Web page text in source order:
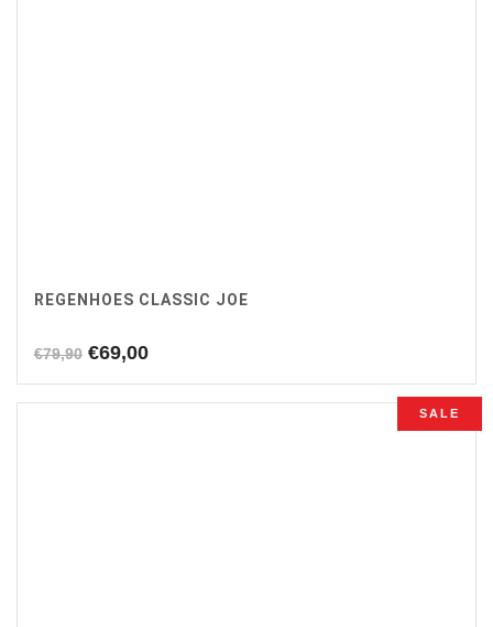
REGENHOES CLASSIC JOE
€79,90 Oorspronkelijke
was:
€69,00Huidige
is:
SALE